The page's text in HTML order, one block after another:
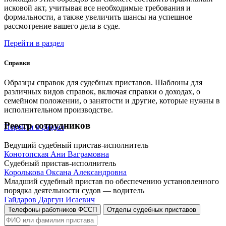
исковой акт, учитывая все необходимые требования и
формальности, а также увеличить шансы на успешное
рассмотрение вашего дела в суде.
Перейти в раздел
Справки
Образцы справок для судебных приставов. Шаблоны для
различных видов справок, включая справки о доходах, о
семейном положении, о занятости и другие, которые нужны в
исполнительном производстве.
Перейти в раздел
Реестр сотрудников
Ведущий судебный пристав-исполнитель
Конотопская Ани Ваграмовна
Судебный пристав-исполнитель
Королькова Оксана Александровна
Младший судебный пристав по обеспечению установленного
порядка деятельности судов — водитель
Гайдаров Даргун Исаевич
Телефоны работников ФССП Отделы судебных приставов